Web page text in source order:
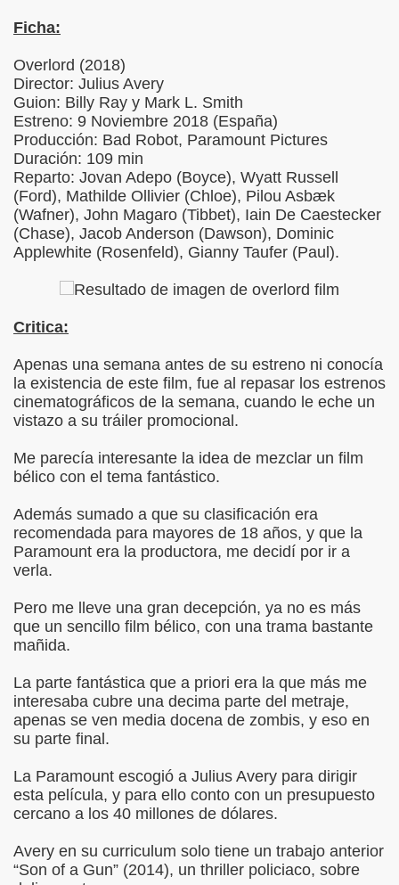
Ficha:
Overlord (2018)
Director: Julius Avery
Guion: Billy Ray y Mark L. Smith
Estreno: 9 Noviembre 2018 (España)
Producción: Bad Robot, Paramount Pictures
Duración: 109 min
Reparto: Jovan Adepo (Boyce), Wyatt Russell
(Ford), Mathilde Ollivier (Chloe), Pilou Asbæk
(Wafner), John Magaro (Tibbet), Iain De Caestecker
(Chase), Jacob Anderson (Dawson), Dominic
Applewhite (Rosenfeld), Gianny Taufer (Paul).
Critica:
Apenas una semana antes de su estreno ni conocía
la existencia de este film, fue al repasar los estrenos
cinematográficos de la semana, cuando le eche un
vistazo a su tráiler promocional.
Me parecía interesante la idea de mezclar un film
bélico con el tema fantástico.
Además sumado a que su clasificación era
recomendada para mayores de 18 años, y que la
Paramount era la productora, me decidí por ir a
verla.
Pero me lleve una gran decepción, ya no es más
que un sencillo film bélico, con una trama bastante
mañida.
La parte fantástica que a priori era la que más me
interesaba cubre una decima parte del metraje,
apenas se ven media docena de zombis, y eso en
su parte final.
La Paramount escogió a Julius Avery para dirigir
esta película, y para ello conto con un presupuesto
cercano a los 40 millones de dólares.
Avery en su curriculum solo tiene un trabajo anterior
“Son of a Gun” (2014), un thriller policiaco, sobre
Salazar